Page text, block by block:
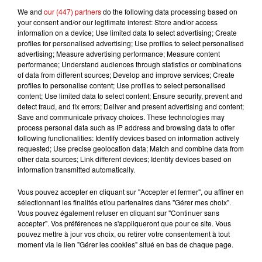
qualité avant d'acheter.
• Convivialité : Profitez des
animations dans une ambiance
chaleureuse, idéale pour une
sortie en famille ou entre amis à
Poitiers.
Infos pratiques pour votre visite :
• Quand : vendredi 30 (15h – 20h),
samedi 31 octobre (10h – 20h) et
dimanche 1er novembre 2026 (10h
– 18h).
• Où : Salle de la Quintaine, 86360
Chasseneuil du Poitou.
• Entrée : sur place 5€, verre offert
et gratuite sur notre site
Vitisaveurs, verre à 2€.
We and our (447) partnersdo the following data processing based on
your consent and/or our legitimate interest: Store and/or access
information on a device; Use limited data to select advertising; Create
profiles for personalised advertising; Use profiles to select personalised
advertising; Measure advertising performance; Measure content
performance; Understand audiences through statistics or combinations
of data from different sources; Develop and improve services; Create
profiles to personalise content; Use profiles to select personalised
content; Use limited data to select content; Ensure security, prevent and
detect fraud, and fix errors; Deliver and present advertising and content;
Save and communicate privacy choices. These technologies may
process personal data such as IP address and browsing data to offer
following functionalities: Identify devices based on information actively
requested; Use precise geolocation data; Match and combine data from
other data sources; Link different devices; Identify devices based on
information transmitted automatically.
Vous pouvez accepter en cliquant sur "Accepter et fermer", ou affiner en
sélectionnant les finalités et/ou partenaires dans "Gérer mes choix".
Vous pouvez également refuser en cliquant sur "Continuer sans
accepter". Vos préférences ne s'appliqueront que pour ce site. Vous
pouvez mettre à jour vos choix, ou retirer votre consentement à tout
moment via le lien "Gérer les cookies" situé en bas de chaque page.